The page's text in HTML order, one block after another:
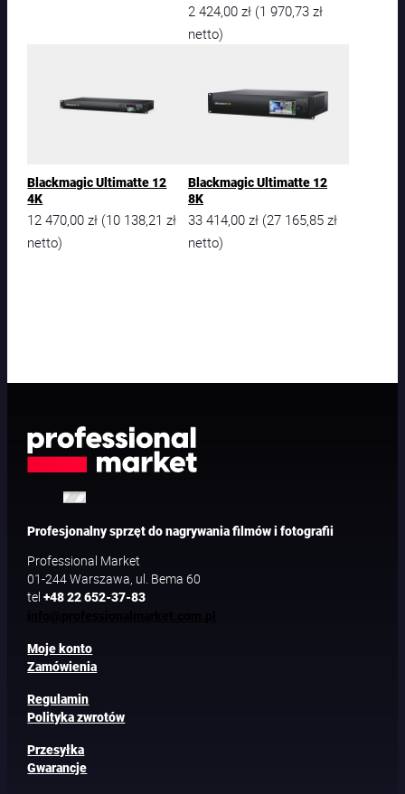
H
D
2 424,00 zł (1 970,73 zł
netto)
Blackmagic Ultimatte 12
4K
12 470,00zł (10 138,21zł
netto)
Blackmagic Ultimatte 12
8K
33 414,00 zł (27 165,85 zł
netto)
Profesjonalny sprzęt do nagrywania filmów i fotografii
Professional Market
01-244 Warszawa, ul. Bema 60
tel+48 22 652-37-83
Moje konto
Zamówienia
Regulamin
Polityka zwrotów
Przesyłka
Gwarancje